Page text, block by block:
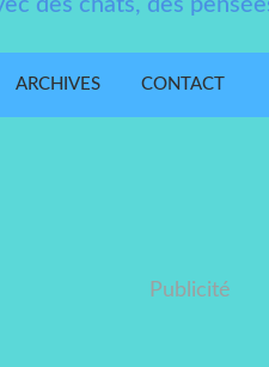
des chats, des
ARCHIVES CONTACT
Publicité